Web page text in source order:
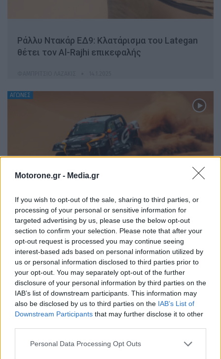
Motorone.gr - Media.gr
If you wish to opt-out of the sale, sharing to third parties, or
processing of your personal or sensitive information for
targeted advertising by us, please use the below opt-out
section to confirm your selection. Please note that after your
opt-out request is processed you may continue seeing
interest-based ads based on personal information utilized by
us or personal information disclosed to third parties prior to
your opt-out. You may separately opt-out of the further
disclosure of your personal information by third parties on the
IAB’s list of downstream participants. This information may
also be disclosed by us to third parties on the IAB’s List of
Downstream Participants that may further disclose it to other
Personal Data Processing Opt Outs
Ράλλυ Ντακάρ ΕΔ9: Kλατάρισμα του Lategan
θέτει τον Al-Rajhi επικεφαλής
ΑΓΩΝΕΣ
Ράλλυ Ντακάρ ΕΔ8: O Henk Lategan (Toyota)
απομακρύνεται ξανά
ΦΑΜΠΡΊΤΣΙΟ ΛΑΖΆΚΙΣ 13.1.2025
ΠΑΛΑΙΌΤΕΡΑ ΆΡΘΡΑ